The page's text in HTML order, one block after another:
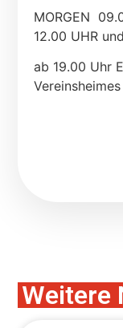
MORGEN
12.00 UHR und
ab 19.00 Uhr
Vereinsheimes
Weitere